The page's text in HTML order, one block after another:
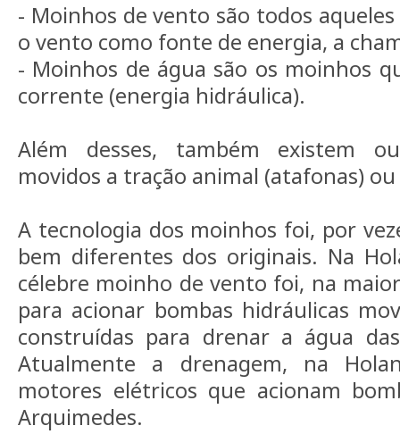
- Moinhos de vento são todos
o vento como fonte de energia, a
- Moinhos de água são os moinhos
corrente (energia hidráulica).
Além desses, também existem
movidos a tração animal (atafonas)
A tecnologia dos moinhos foi, por
bem diferentes dos originais. Na
célebre moinho de vento foi, na
para acionar bombas hidráulicas
construídas para drenar a água
Atualmente a drenagem, na
motores elétricos que acionam
Arquimedes.